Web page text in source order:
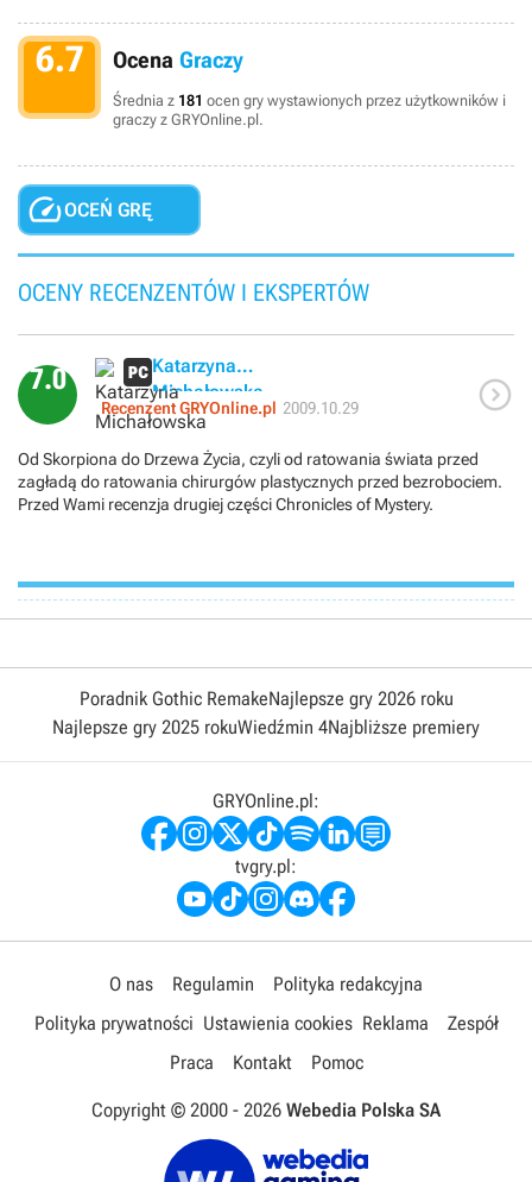
6.7 Ocena Graczy
Średnia z 181 ocen gry wystawionych przez użytkowników i
graczy z GRYOnline.pl.
OCEŃ GRĘ
OCENY RECENZENTÓW I EKSPERTÓW
7.0
Katarzyna
Michałowska
Recenzent GRYOnline.pl 2009.10.29 
Od Skorpiona do Drzewa Życia, czyli od ratowania świata przed
zagładą do ratowania chirurgów plastycznych przed bezrobociem.
Przed Wami recenzja drugiej części Chronicles of Mystery.
Poradnik Gothic RemakeNajlepsze gry 2026 roku
Najlepsze gry 2025 rokuWiedźmin 4Najbliższe premiery
GRYOnline.pl:
tvgry.pl:
O nas Regulamin
Polityka redakcyjna
Polityka prywatności Ustawienia cookies Reklama
Zespół
Praca
Kontakt Pomoc
Copyright © 2000 - 2026 Webedia Polska SA